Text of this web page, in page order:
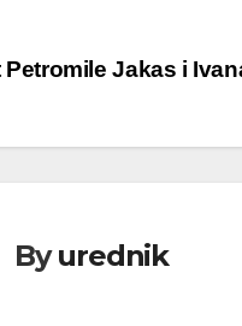
Jakas i
Byurednik